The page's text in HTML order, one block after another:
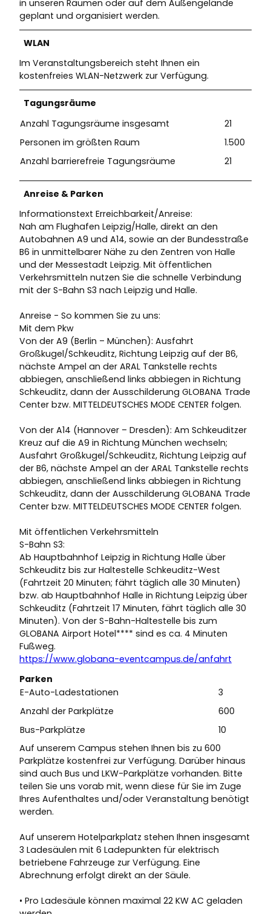
in unseren Räumen oder auf dem Außengelände
geplant und organisiert werden.
WLAN
Im Veranstaltungsbereich steht Ihnen ein
kostenfreies WLAN-Netzwerk zur Verfügung.
Tagungsräume
Anzahl Tagungsräume insgesamt
21
Personen im größten Raum
1.500
Anzahl barrierefreie Tagungsräume
21
Anreise & Parken
Informationstext Erreichbarkeit/Anreise:
Nah am Flughafen Leipzig/Halle, direkt an den
Autobahnen A9 und A14, sowie an der Bundesstraße
B6 in unmittelbarer Nähe zu den Zentren von Halle
und der Messestadt Leipzig. Mit öffentlichen
Verkehrsmitteln nutzen Sie die schnelle Verbindung
mit der S-Bahn S3 nach Leipzig und Halle.
Anreise - So kommen Sie zu uns:
Mit dem Pkw
Von der A9 (Berlin – München): Ausfahrt
Großkugel/Schkeuditz, Richtung Leipzig auf der B6,
nächste Ampel an der ARAL Tankstelle rechts
abbiegen, anschließend links abbiegen in Richtung
Schkeuditz, dann der Ausschilderung GLOBANA Trade
Center bzw. MITTELDEUTSCHES MODE CENTER folgen.
Von der A14 (Hannover – Dresden): Am Schkeuditzer
Kreuz auf die A9 in Richtung München wechseln;
Ausfahrt Großkugel/Schkeuditz, Richtung Leipzig auf
der B6, nächste Ampel an der ARAL Tankstelle rechts
abbiegen, anschließend links abbiegen in Richtung
Schkeuditz, dann der Ausschilderung GLOBANA Trade
Center bzw. MITTELDEUTSCHES MODE CENTER folgen.
Mit öffentlichen Verkehrsmitteln
S-Bahn S3:
Ab Hauptbahnhof Leipzig in Richtung Halle über
Schkeuditz bis zur Haltestelle Schkeuditz-West
(Fahrtzeit 20 Minuten; fährt täglich alle 30 Minuten)
bzw. ab Hauptbahnhof Halle in Richtung Leipzig über
Schkeuditz (Fahrtzeit 17 Minuten, fährt täglich alle 30
Minuten). Von der S-Bahn-Haltestelle bis zum
GLOBANA Airport Hotel**** sind es ca. 4 Minuten
Fußweg.
https://www.globana-eventcampus.de/anfahrt
Parken
E-Auto-Ladestationen
3
Anzahl der Parkplätze
600
Bus-Parkplätze
10
Auf unserem Campus stehen Ihnen bis zu 600
Parkplätze kostenfrei zur Verfügung. Darüber hinaus
sind auch Bus und LKW-Parkplätze vorhanden. Bitte
teilen Sie uns vorab mit, wenn diese für Sie im Zuge
Ihres Aufenthaltes und/oder Veranstaltung benötigt
werden.
Auf unserem Hotelparkplatz stehen Ihnen insgesamt
3 Ladesäulen mit 6 Ladepunkten für elektrisch
betriebene Fahrzeuge zur Verfügung. Eine
Abrechnung erfolgt direkt an der Säule.
• Pro Ladesäule können maximal 22 KW AC geladen